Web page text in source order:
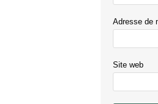
Adresse de
Site web